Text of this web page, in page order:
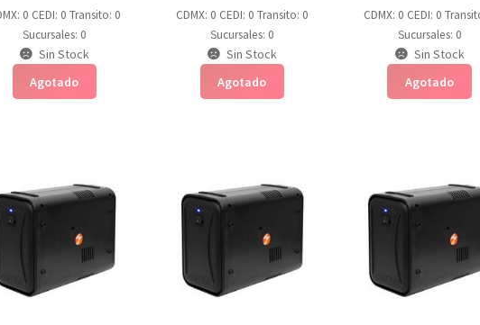
0 CEDI: 0 Transito: 0
Sucursales: 0
Sin Stock
Agotado
CDMX: 0 CEDI: 0 Transito: 0
Sucursales: 0
Sin Stock
Agotado
CDMX: 0 CEDI: 0
Sucursales: 0
Sin Stock
Agotado